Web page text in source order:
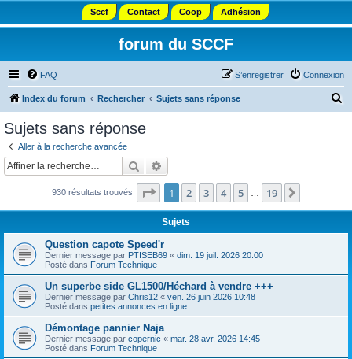
Sccf Contact Coop Adhésion
forum du SCCF
FAQ Connexion
S’enregistrer
Index du forum Rechercher Sujets sans réponse
c
Sujets sans réponse
Aller à la recherche avancée
Rechercher
930 résultats trouvés Page 1sur19
1 2 3 4 5 19
Sujets
Question capote Speed'r
Dernier message par PTISEB69 « dim. 19 juil. 2026 20:00
Posté dans Forum Technique
Un superbe side GL1500/Héchard à vendre +++
Dernier message par Chris12 « ven. 26 juin 2026 10:48
Posté dans petites annonces en ligne
Démontage pannier Naja
Dernier message par copernic « mar. 28 avr. 2026 14:45
Posté dans Forum Technique